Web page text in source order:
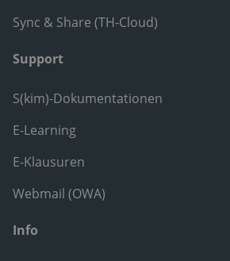
Sync & Share (TH-Cloud)
Support
S(kim)-Dokumentationen
E-Learning
E-Klausuren
Webmail (OWA)
Info